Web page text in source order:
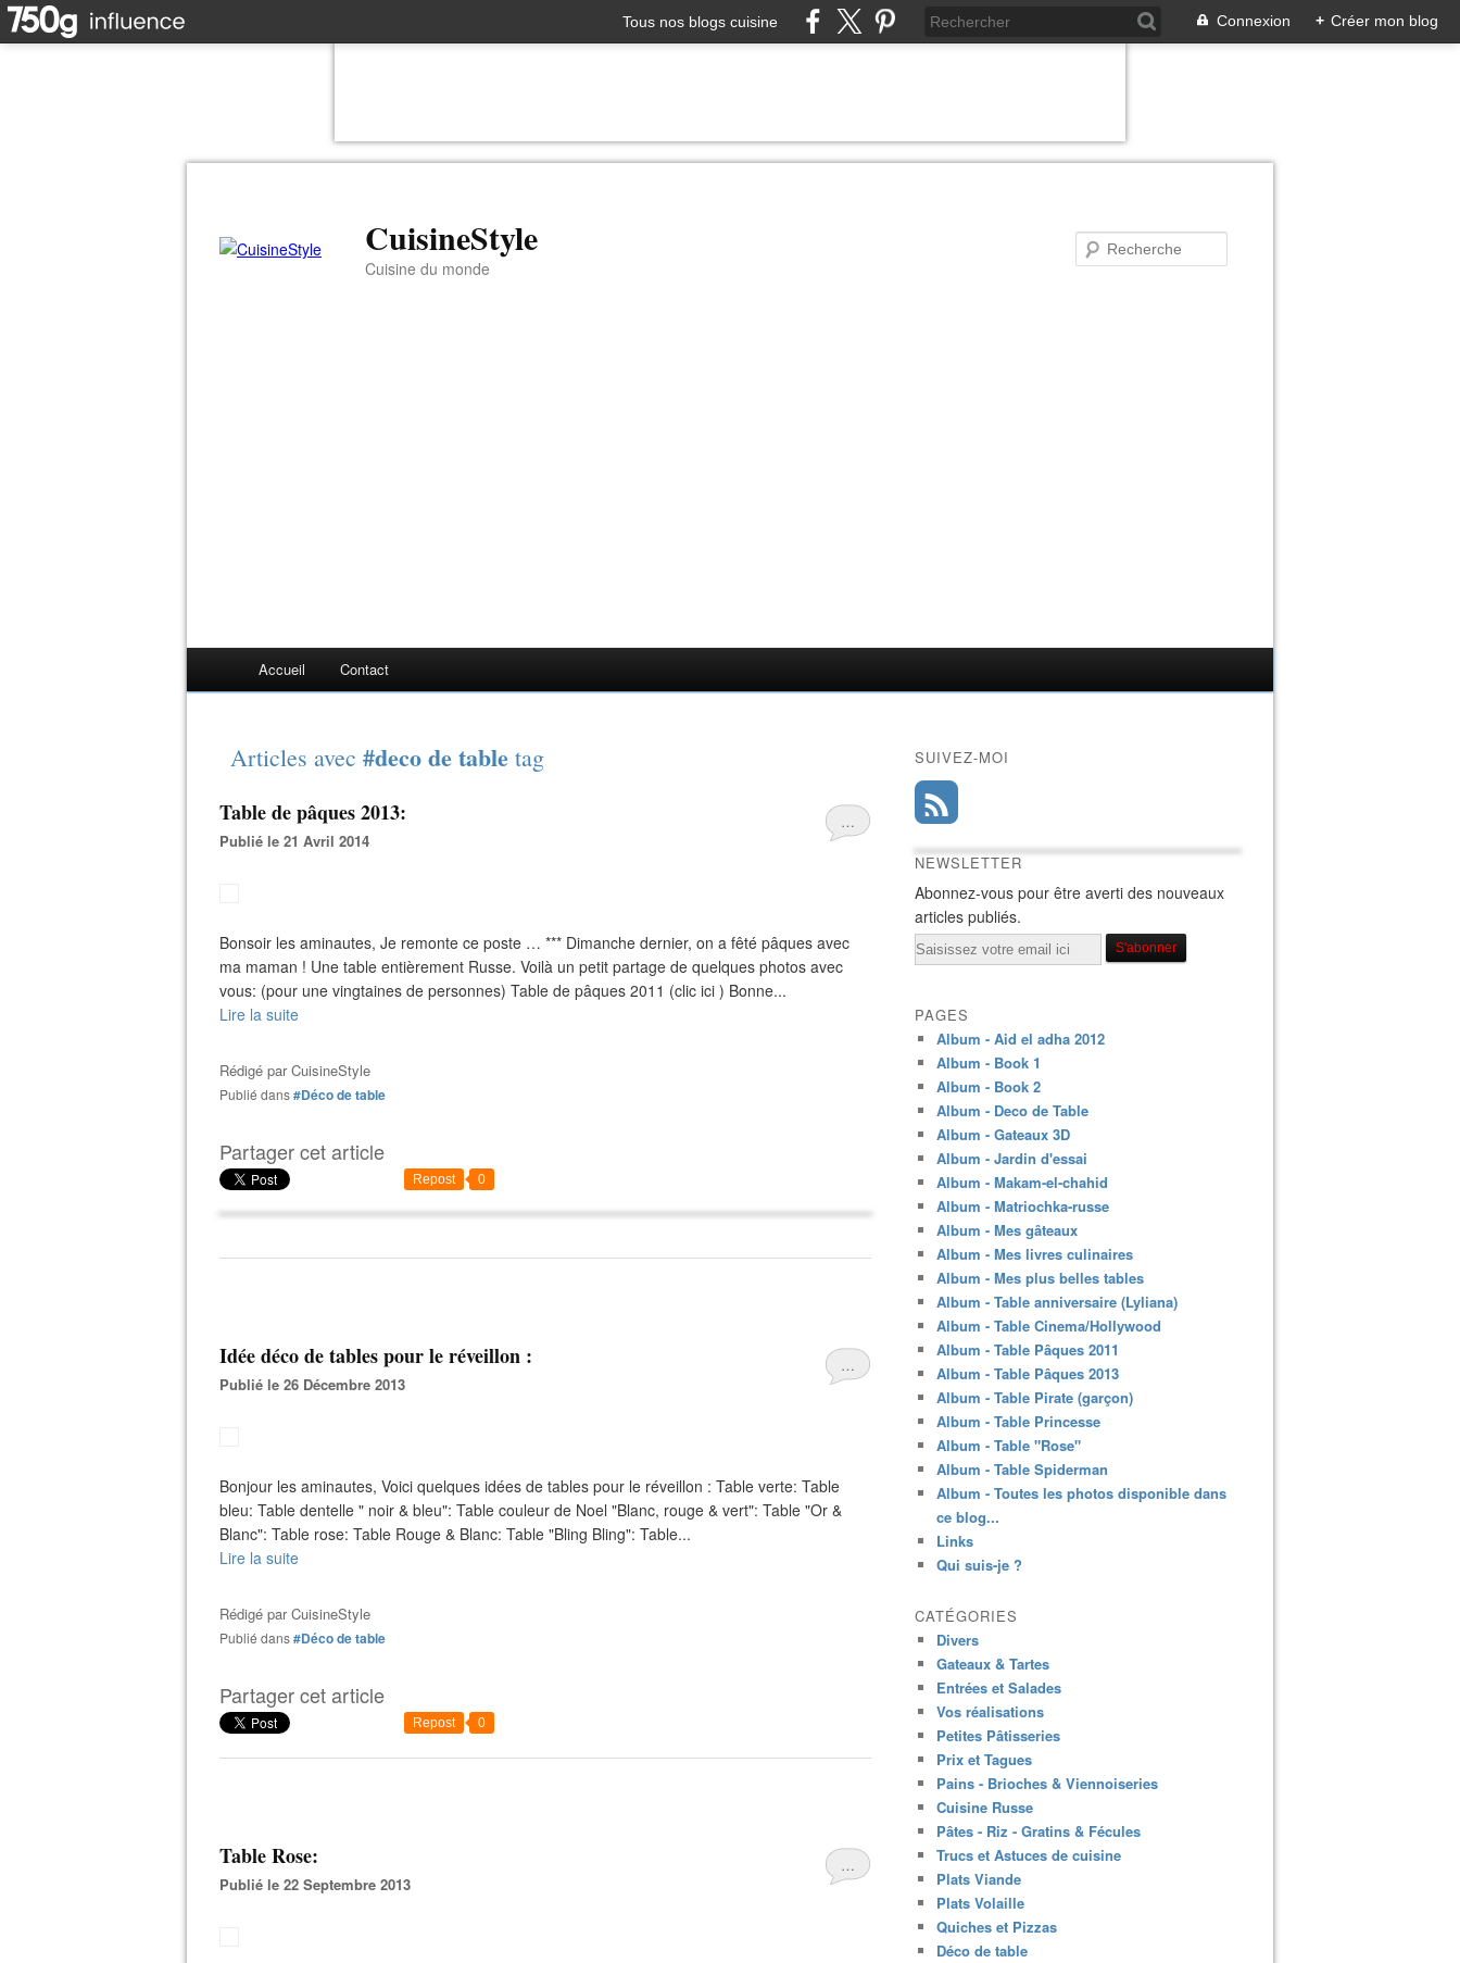
Tous nos blogs cuisine Connexion + Créer mon blog
CuisineStyle
Cuisine du monde
Accueil Contact
Articles avec #deco de table tag
…
Table de pâques 2013:
Publié le 21 Avril 2014
Bonsoir les aminautes, Je remonte ce poste … *** Dimanche dernier, on a fêté pâques avec
ma maman ! Une table entièrement Russe. Voilà un petit partage de quelques photos avec
vous: (pour une vingtaines de personnes) Table de pâques 2011 (clic ici ) Bonne...
Lire la suite
Rédigé parCuisineStyle
Publié dans#Déco de table
Partager cet article
Repost 0
…
Idée déco de tables pour le réveillon :
Publié le 26 Décembre 2013
Bonjour les aminautes, Voici quelques idées de tables pour le réveillon : Table verte: Table
bleu: Table dentelle " noir & bleu": Table couleur de Noel "Blanc, rouge & vert": Table "Or &
Blanc": Table rose: Table Rouge & Blanc: Table "Bling Bling": Table...
Lire la suite
Rédigé parCuisineStyle
Publié dans#Déco de table
Partager cet article
Repost 0
…
Table Rose:
Publié le 22 Septembre 2013
SUIVEZ-MOI
NEWSLETTER
Abonnez-vous pour être averti des nouveaux
articles publiés.
Email
PAGES
Album - Aid el adha 2012
Album - Book 1
Album - Book 2
Album - Deco de Table
Album - Gateaux 3D
Album - Jardin d'essai
Album - Makam-el-chahid
Album - Matriochka-russe
Album - Mes gâteaux
Album - Mes livres culinaires
Album - Mes plus belles tables
Album - Table anniversaire (Lyliana)
Album - Table Cinema/Hollywood
Album - Table Pâques 2011
Album - Table Pâques 2013
Album - Table Pirate (garçon)
Album - Table Princesse
Album - Table "Rose"
Album - Table Spiderman
Album - Toutes les photos disponible dans
ce blog...
Links
Qui suis-je ?
CATÉGORIES
Divers
Gateaux & Tartes
Entrées et Salades
Vos réalisations
Petites Pâtisseries
Prix et Tagues
Pains - Brioches & Viennoiseries
Cuisine Russe
Pâtes - Riz - Gratins & Fécules
Trucs et Astuces de cuisine
Plats Viande
Plats Volaille
Quiches et Pizzas
Déco de table